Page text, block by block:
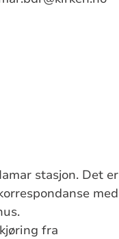
stasjon. Det er
med
fra